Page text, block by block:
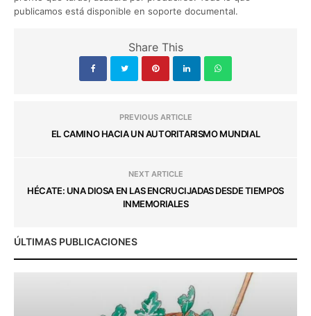
publicamos está disponible en soporte documental.
Share This
PREVIOUS ARTICLE
EL CAMINO HACIA UN AUTORITARISMO MUNDIAL
NEXT ARTICLE
HÉCATE: UNA DIOSA EN LAS ENCRUCIJADAS DESDE TIEMPOS
INMEMORIALES
ÚLTIMAS PUBLICACIONES